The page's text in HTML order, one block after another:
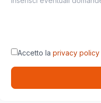
Accetto la privacy policy